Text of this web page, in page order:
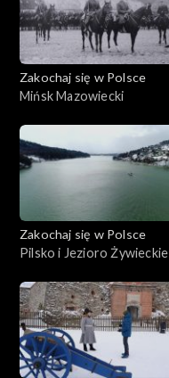
Zakochaj się w Polsce
Mińsk Mazowiecki
Zakochaj się w Polsce
Pilsko i Jezioro Żywieckie